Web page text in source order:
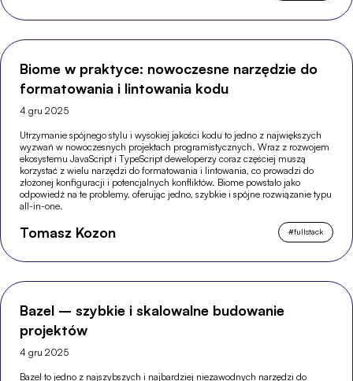
Biome w praktyce: nowoczesne narzędzie do
formatowania i lintowania kodu
4 gru 2025
Utrzymanie spójnego stylu i wysokiej jakości kodu to jedno z największych
wyzwań w nowoczesnych projektach programistycznych. Wraz z rozwojem
ekosystemu JavaScript i TypeScript deweloperzy coraz częściej muszą
korzystać z wielu narzędzi do formatowania i lintowania, co prowadzi do
złożonej konfiguracji i potencjalnych konfliktów. Biome powstało jako
odpowiedź na te problemy, oferując jedno, szybkie i spójne rozwiązanie typu
all-in-one.
Tomasz Kozon #fullstack
Bazel – szybkie i skalowalne budowanie
projektów
4 gru 2025
Bazel to jedno z najszybszych i najbardziej niezawodnych narzędzi do